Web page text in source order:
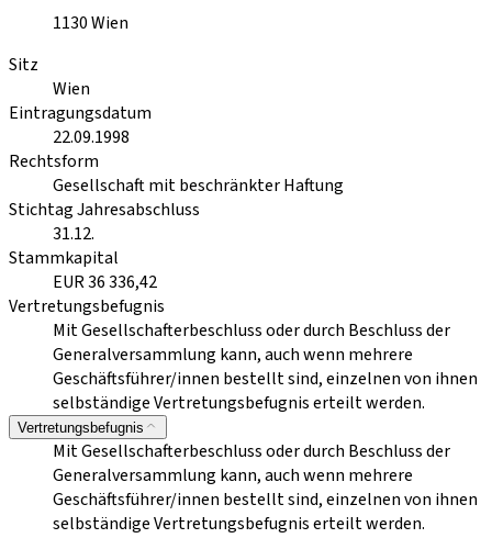
1130Wien
Sitz
Wien
Eintragungsdatum
22.09.1998
Rechtsform
Gesellschaft mit beschränkter Haftung
Stichtag Jahresabschluss
31.12.
Stammkapital
EUR 36 336,42
Vertretungsbefugnis
Mit Gesellschafterbeschluss oder durch Beschluss der
Generalversammlung kann, auch wenn mehrere
Geschäftsführer/innen bestellt sind, einzelnen von ihnen
selbständige Vertretungsbefugnis erteilt werden.
Vertretungsbefugnis
Mit Gesellschafterbeschluss oder durch Beschluss der
Generalversammlung kann, auch wenn mehrere
Geschäftsführer/innen bestellt sind, einzelnen von ihnen
selbständige Vertretungsbefugnis erteilt werden.